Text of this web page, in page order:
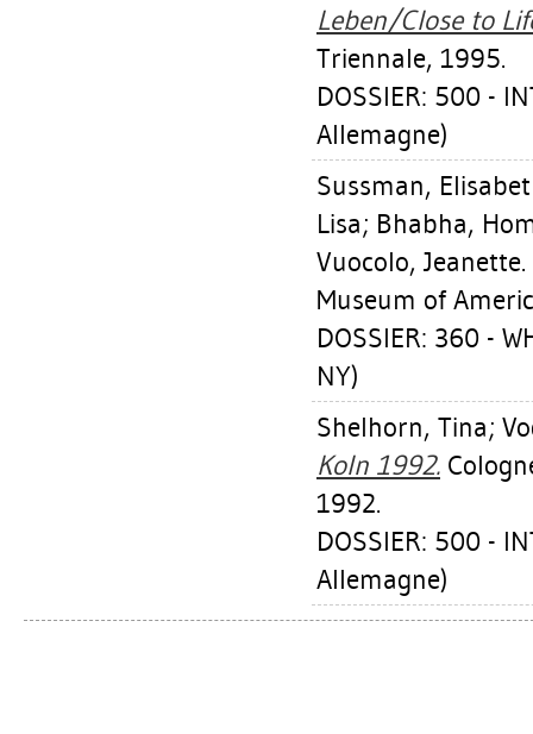
Leben/Close to
Triennale, 1995.
DOSSIER: 500 -
Allemagne)
Sussman,
Lisa; Bhabha,
Vuocolo, Jeanette.
Museum of
DOSSIER: 360 -
NY)
Shelhorn, Tina;
Koln 1992.
1992.
DOSSIER: 500 -
Allemagne)